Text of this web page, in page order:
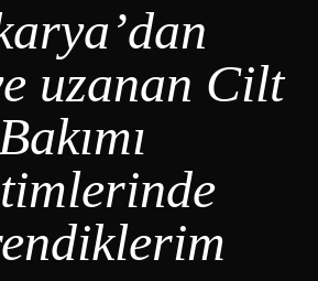
uzanan Cilt
Bakımı